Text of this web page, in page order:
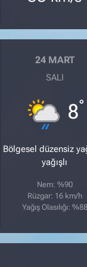
24 MART
SALI
8°
Bölgesel düzensiz
yağışlı
Nem: %90
Rüzgar: 16 km/h
Yağış Olasılığı: %88